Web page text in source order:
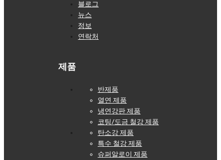
홈
블로그
뉴스
정보
반제품
열연 제품
냉연강판 제품
코팅/도금 철강 제품
탄소강 제품
특수 철강 제품